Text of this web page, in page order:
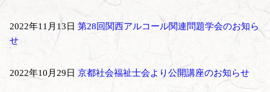
2022年11月13日 第28回関西アルコール関連問題学会のお知ら
せ
2022年10月29日 京都社会福祉士会より公開講座のお知らせ